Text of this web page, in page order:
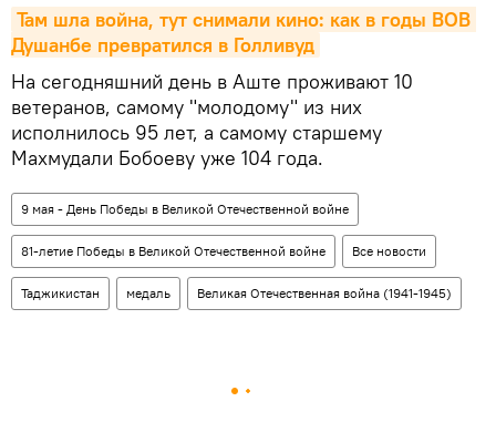
Там шла война, тут снимали кино: как в годы ВОВ
Душанбе превратился в Голливуд
На сегодняшний день в Аште проживают 10
ветеранов, самому "молодому" из них
исполнилось 95 лет, а самому старшему
Махмудали Бобоеву уже 104 года.
9 мая - День Победы в Великой Отечественной войне
81-летие Победы в Великой Отечественной войне Все новости
Таджикистан медаль Великая Отечественная война (1941-1945)